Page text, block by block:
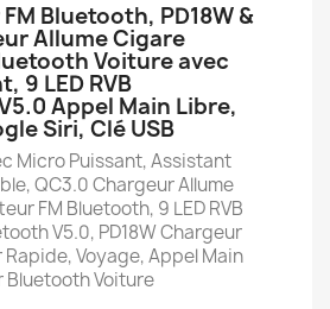
Bluetooth, PD18W &
Allume Cigare
Voiture avec
9 LED RVB
Appel Main Libre,
Siri, Clé USB
Micro Puissant, Assistant
QC3.0 Chargeur Allume
FM Bluetooth, 9 LED RVB
V5.0, PD18W Chargeur
Voyage, Appel Main
Voiture